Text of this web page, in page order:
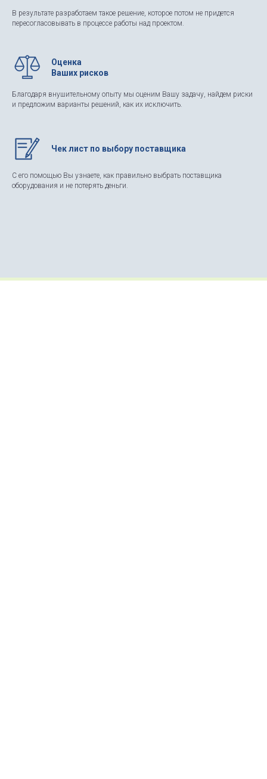
В результате разработаем такое решение, которое потом не придется
пересогласовывать в процессе работы над проектом.
Оценка
Ваших рисков
Благодаря внушительному опыту мы оценим Вашу задачу, найдем риски
и предложим варианты решений, как их исключить.
Чек лист по выбору поставщика
С его помощью Вы узнаете, как правильно выбрать поставщика
оборудования и не потерять деньги.